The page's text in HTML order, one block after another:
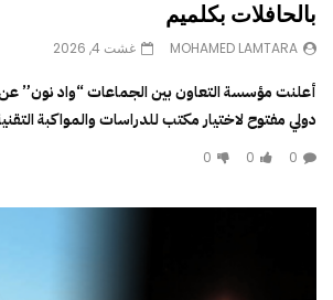
بالحافلات بكلميم
MOHAMED LAMTARA غشت 4, 2026
أعلنت مؤسسة التعاون بين الجماعات “واد
دولي مفتوح لاختيار مكتب للدراسات والمواكبة
0
0
0